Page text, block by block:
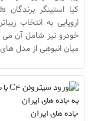
اروپایی به انتخاب
خودرو نیز شامل آن می
میان انبوهی از مدل
جاده های ایران